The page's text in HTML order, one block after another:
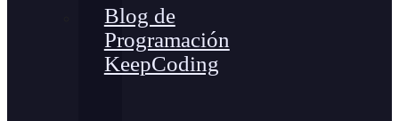
Blog de
Programación
KeepCoding